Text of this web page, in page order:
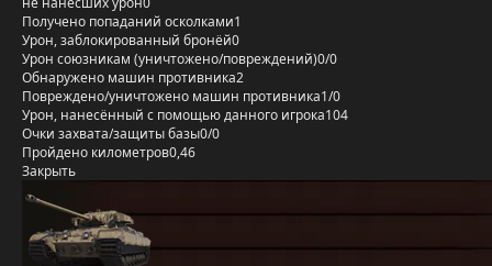
Получено попаданий осколками1
Урон, заблокированный бронёй0
Урон союзникам (уничтожено/повреждений)0/0
Обнаружено машин противника2
Повреждено/уничтожено машин противника1/0
Урон, нанесённый с помощью данного игрока104
Очки захвата/защиты базы0/0
Пройдено километров0,46
Закрыть